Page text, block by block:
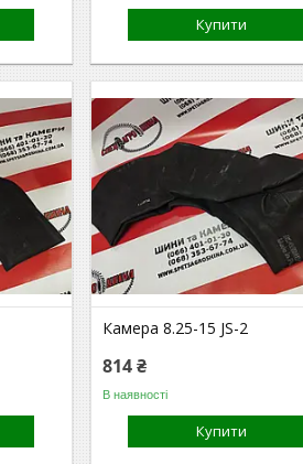
Купити
Камера 8.25-15 JS-2
814 ₴
В наявності
Купити